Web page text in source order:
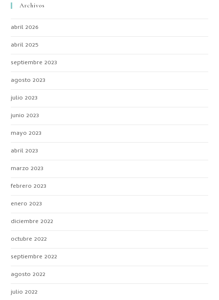
Archivos
abril 2026
abril 2025
septiembre 2023
agosto 2023
julio 2023
junio 2023
mayo 2023
abril 2023
marzo 2023
febrero 2023
enero 2023
diciembre 2022
octubre 2022
septiembre 2022
agosto 2022
julio 2022